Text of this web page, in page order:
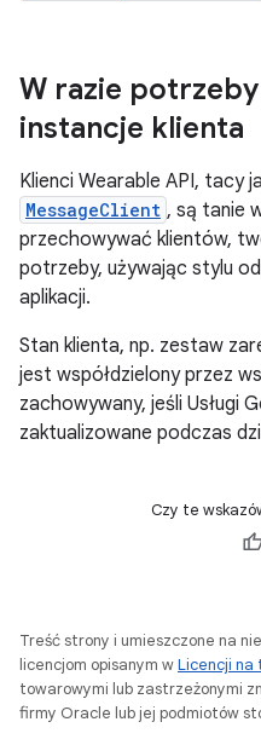
W razie
instancje klienta
Klienci Wearable API, tacy
MessageClient , są tanie
przechowywać klientów,
potrzeby, używając stylu
aplikacji.
Stan klienta, np. zestaw
jest współdzielony przez
zachowywany, jeśli Usługi
zaktualizowane podczas
Czy te
Treść strony i umieszczone na
licencjom opisanym wLicencji na
towarowymi lub zastrzeżonymi
firmy Oracle lub jej podmiotów